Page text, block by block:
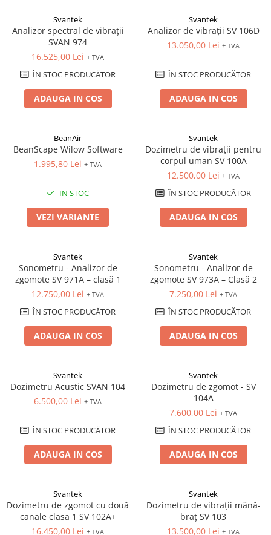
Svantek
Analizor spectral de vibrații
SVAN 974
16.525,00 Lei + TVA
ÎN STOC PRODUCĂTOR
ADAUGA IN COS
Svantek
Analizor de vibrații SV 106D
13.050,00 Lei + TVA
ÎN STOC PRODUCĂTOR
ADAUGA IN COS
BeanAir
BeanScape Wilow Software
1.995,80 Lei + TVA
IN STOC
VEZI VARIANTE
Svantek
Dozimetru de vibrații pentru
corpul uman SV 100A
12.500,00 Lei + TVA
ÎN STOC PRODUCĂTOR
ADAUGA IN COS
Svantek
Sonometru - Analizor de
zgomote SV 971A – clasă 1
12.750,00 Lei + TVA
ÎN STOC PRODUCĂTOR
ADAUGA IN COS
Svantek
Sonometru - Analizor de
zgomote SV 973A – Clasă 2
7.250,00 Lei + TVA
ÎN STOC PRODUCĂTOR
ADAUGA IN COS
Svantek
Dozimetru Acustic SVAN 104
6.500,00 Lei + TVA
ÎN STOC PRODUCĂTOR
ADAUGA IN COS
Svantek
Dozimetru de zgomot - SV
104A
7.600,00 Lei + TVA
ÎN STOC PRODUCĂTOR
ADAUGA IN COS
Svantek
Dozimetru de zgomot cu două
canale clasa 1 SV 102A+
16.450,00 Lei + TVA
Svantek
Dozimetru de vibrații mână-
braț SV 103
13.500,00 Lei + TVA